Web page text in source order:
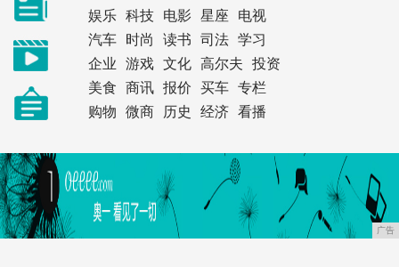
娱乐
科技 电影 星座
电视
汽车
时尚 读书 司法
学习
企业
游戏 文化 高尔夫
投资
美食
商讯 报价 买车
专栏
购物
微商 历史 经济 看播
广告